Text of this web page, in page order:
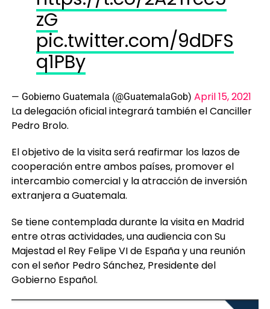
https://t.co/2A2Trcc5
zG
pic.twitter.com/9dDFS
q1PBy
— Gobierno Guatemala (@GuatemalaGob)April 15, 2021
La delegación oficial integrará también el Canciller
Pedro Brolo.
El objetivo de la visita será reafirmar los lazos de
cooperación entre ambos países, promover el
intercambio comercial y la atracción de inversión
extranjera a Guatemala.
Se tiene contemplada durante la visita en Madrid
entre otras actividades, una audiencia con Su
Majestad el Rey Felipe VI de España y una reunión
con el señor Pedro Sánchez, Presidente del
Gobierno Español.